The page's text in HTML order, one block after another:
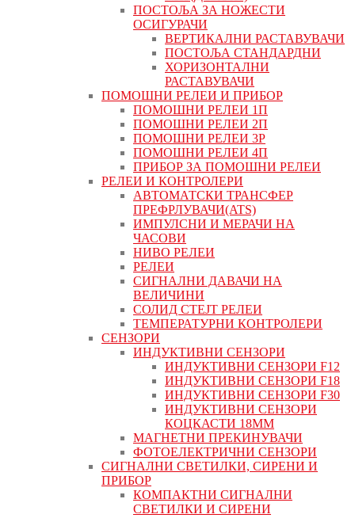
ПОСТОЉА ЗА НОЖЕСТИ
ОСИГУРАЧИ
ВЕРТИКАЛНИ РАСТАВУВАЧИ
ПОСТОЉА СТАНДАРДНИ
ХОРИЗОНТАЛНИ
РАСТАВУВАЧИ
ПОМОШНИ РЕЛЕИ И ПРИБОР
ПОМОШНИ РЕЛЕИ 1П
ПОМОШНИ РЕЛЕИ 2П
ПОМОШНИ РЕЛЕИ 3P
ПОМОШНИ РЕЛЕИ 4П
ПРИБОР ЗА ПОМОШНИ РЕЛЕИ
РЕЛЕИ И КОНТРОЛЕРИ
АВТОМАТСКИ ТРАНСФЕР
ПРЕФРЛУВАЧИ(ATS)
ИМПУЛСНИ И МЕРАЧИ НА
ЧАСОВИ
НИВО РЕЛЕИ
РЕЛЕИ
СИГНАЛНИ ДАВАЧИ НА
ВЕЛИЧИНИ
СОЛИД СТЕЈТ РЕЛЕИ
ТЕМПЕРАТУРНИ КОНТРОЛЕРИ
СЕНЗОРИ
ИНДУКТИВНИ СЕНЗОРИ
ИНДУКТИВНИ СЕНЗОРИ F12
ИНДУКТИВНИ СЕНЗОРИ F18
ИНДУКТИВНИ СЕНЗОРИ F30
ИНДУКТИВНИ СЕНЗОРИ
КОЦКАСТИ 18ММ
МАГНЕТНИ ПРЕКИНУВАЧИ
ФОТОЕЛЕКТРИЧНИ СЕНЗОРИ
СИГНАЛНИ СВЕТИЛКИ, СИРЕНИ И
ПРИБОР
КОМПАКТНИ СИГНАЛНИ
СВЕТИЛКИ И СИРЕНИ